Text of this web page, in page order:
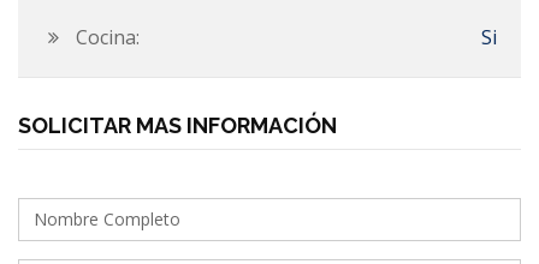
Cocina: Si
SOLICITAR MAS INFORMACIÓN